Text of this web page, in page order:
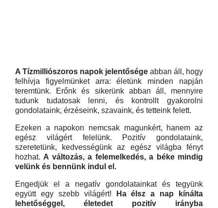
A Tízmilliószoros napok jelentősége abban áll, hogy
felhívja figyelmünket arra: életünk minden napján
teremtünk. Erőnk és sikerünk abban áll, mennyire
tudunk tudatosak lenni, és kontrollt gyakorolni
gondolataink, érzéseink, szavaink, és tetteink felett.
Ezeken a napokon nemcsak magunkért, hanem az
egész világért felelünk. Pozitív gondolataink,
szeretetünk, kedvességünk az egész világba fényt
hozhat. A változás, a felemelkedés, a béke mindig
velünk és bennünk indul el.
Engedjük el a negatív gondolatainkat és tegyünk
együtt egy szebb világért!
Ha élsz a nap kínálta
lehetőséggel, életedet pozitív irányba